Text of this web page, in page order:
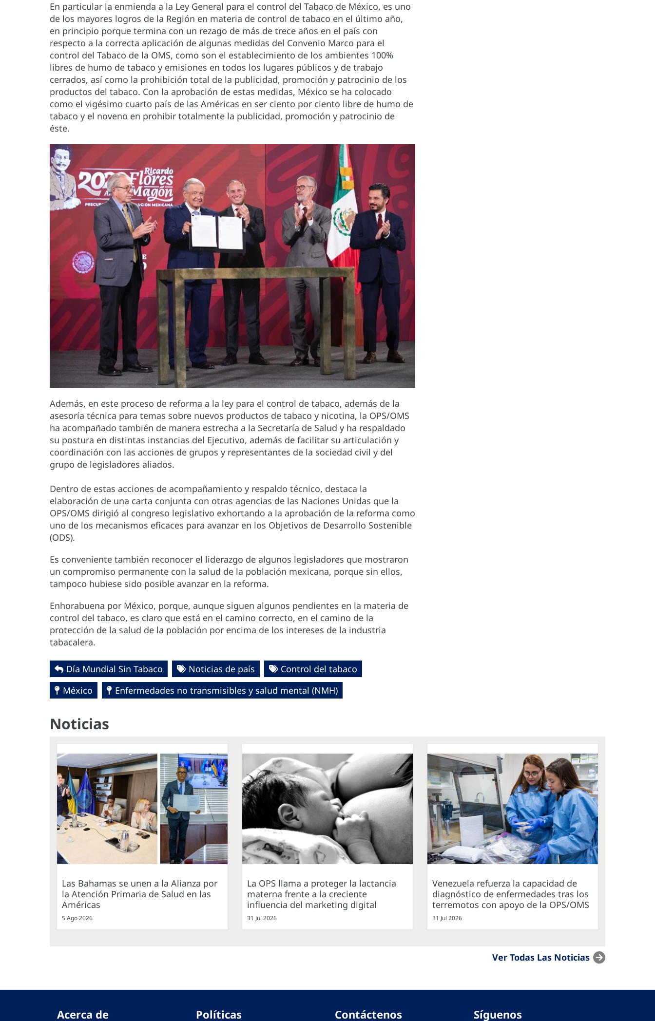
En particular la enmienda a la Ley General para el control del Tabaco de México, es uno
de los mayores logros de la Región en materia de control de tabaco en el último año,
en principio porque termina con un rezago de más de trece años en el país con
respecto a la correcta aplicación de algunas medidas del Convenio Marco para el
control del Tabaco de la OMS, como son el establecimiento de los ambientes 100%
libres de humo de tabaco y emisiones en todos los lugares públicos y de trabajo
cerrados, así como la prohibición total de la publicidad, promoción y patrocinio de los
productos del tabaco. Con la aprobación de estas medidas, México se ha colocado
como el vigésimo cuarto país de las Américas en ser ciento por ciento libre de humo de
tabaco y el noveno en prohibir totalmente la publicidad, promoción y patrocinio de
éste.
Además, en este proceso de reforma a la ley para el control de tabaco, además de la
asesoría técnica para temas sobre nuevos productos de tabaco y nicotina, la OPS/OMS
ha acompañado también de manera estrecha a la Secretaría de Salud y ha respaldado
su postura en distintas instancias del Ejecutivo, además de facilitar su articulación y
coordinación con las acciones de grupos y representantes de la sociedad civil y del
grupo de legisladores aliados.
Dentro de estas acciones de acompañamiento y respaldo técnico, destaca la
elaboración de una carta conjunta con otras agencias de las Naciones Unidas que la
OPS/OMS dirigió al congreso legislativo exhortando a la aprobación de la reforma como
uno de los mecanismos eficaces para avanzar en los Objetivos de Desarrollo Sostenible
(ODS).
Es conveniente también reconocer el liderazgo de algunos legisladores que mostraron
un compromiso permanente con la salud de la población mexicana, porque sin ellos,
tampoco hubiese sido posible avanzar en la reforma.
Enhorabuena por México, porque, aunque siguen algunos pendientes en la materia de
control del tabaco, es claro que está en el camino correcto, en el camino de la
protección de la salud de la población por encima de los intereses de la industria
tabacalera.
Día Mundial Sin Tabaco Noticias de país
Control del tabaco
México
Enfermedades no transmisibles y salud mental (NMH)
Noticias
Las Bahamas se unen a la Alianza por
la Atención Primaria de Salud en las
Américas
5 Ago 2026
La OPS llama a proteger la lactancia
materna frente a la creciente
influencia del marketing digital
31 Jul 2026
Venezuela refuerza la capacidad de
diagnóstico de enfermedades tras los
terremotos con apoyo de la OPS/OMS
31 Jul 2026
Ver Todas Las Noticias
Acerca de Políticas Contáctenos Síguenos